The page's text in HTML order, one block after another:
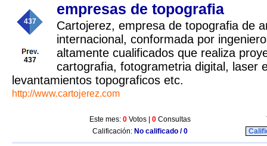
437
437
empresas de topografia
Cartojerez, empresa de topografia de
internacional, conformada por
altamente cualificados que realiza
cartografia, fotogrametria digital, laser
levantamientos topograficos etc.
http://www.cartojerez.com
Este mes: 0 Votos | 0 Consultas
Calificación: No calificado / 0